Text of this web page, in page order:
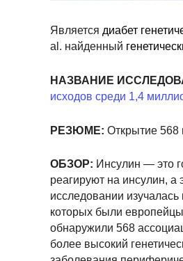
Является диабет
al. найденный
НАЗВАНИЕ
исходов среди 1,4
РЕЗЮМЕ: Открытие 568
ОБЗОР: Инсулин — это
реагируют на инсулин, а
исследовании
которых были
обнаружили 568
более высокий